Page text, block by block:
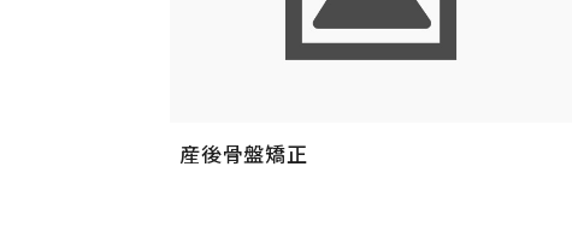
産後骨盤矯正